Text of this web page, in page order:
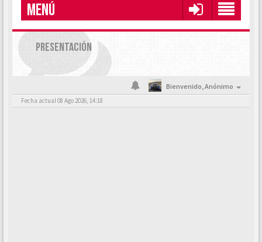
MENÚ
PRESENTACIÓN
Bienvenido,Anónimo
Fecha actual 08 Ago 2026, 14:18